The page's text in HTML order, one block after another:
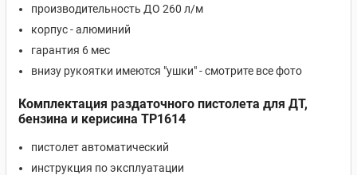
производительность ДО 260 л/м
корпус - алюминий
гарантия 6 мес
внизу рукоятки имеются "ушки" - смотрите все фото
Комплектация раздаточного пистолета для ДТ,
бензина и керисина TP1614
пистолет автоматический
инструкция по эксплуатации